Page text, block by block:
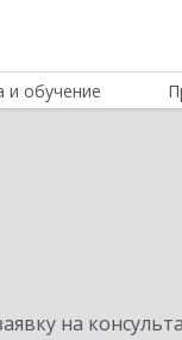
и обучение
на